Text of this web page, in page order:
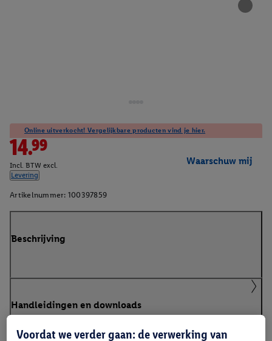
Online uitverkocht! Vergelijkbare producten vind je hier.
14.99
Incl. BTW excl.
Levering
Waarschuw mij
Artikelnummer: 100397859
Beschrijving
Handleidingen en downloads
Voordat we verder gaan: de verwerking van